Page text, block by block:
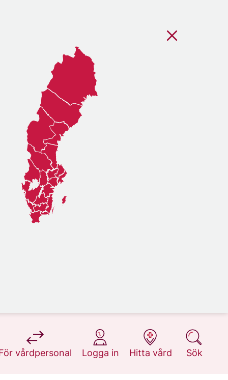
vårdpersonal
på 1177.se
Logga in
på 1177.se
Hitta vård
på 1177.se
Sök
på 1177.se